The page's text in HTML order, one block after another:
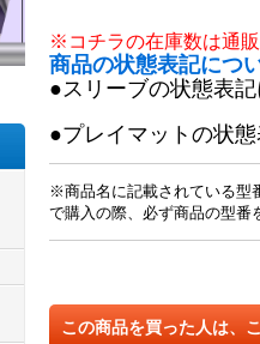
※コチラの在庫数は通
商品の状態表記につ
●スリーブの状態表
●プレイマットの状
※商品名に記載されている型
で購入の際、必ず商品の型番
この商品を買った人は、